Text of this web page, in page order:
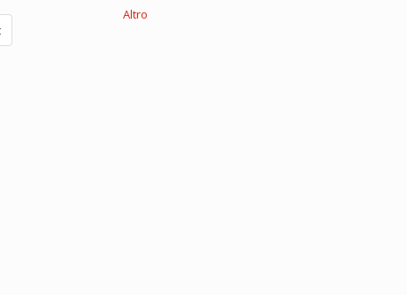
Altro